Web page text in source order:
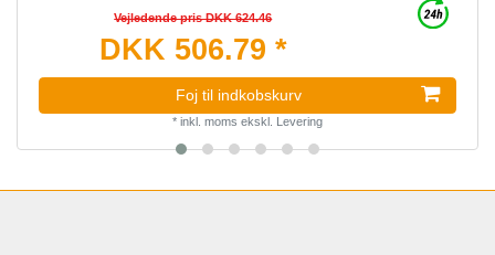
Vejledende pris DKK 624.46
DKK 506.79 *
Foj til indkobskurv
* inkl. moms ekskl. Levering